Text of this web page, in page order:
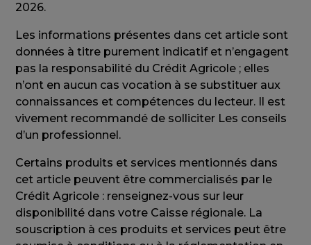
2026.
Les informations présentes dans cet article sont
données à titre purement indicatif et n’engagent
pas la responsabilité du Crédit Agricole ; elles
n’ont en aucun cas vocation à se substituer aux
connaissances et compétences du lecteur. Il est
vivement recommandé de solliciter Les conseils
d’un professionnel.
Certains produits et services mentionnés dans
cet article peuvent être commercialisés par le
Crédit Agricole : renseignez-vous sur leur
disponibilité dans votre Caisse régionale. La
souscription à ces produits et services peut être